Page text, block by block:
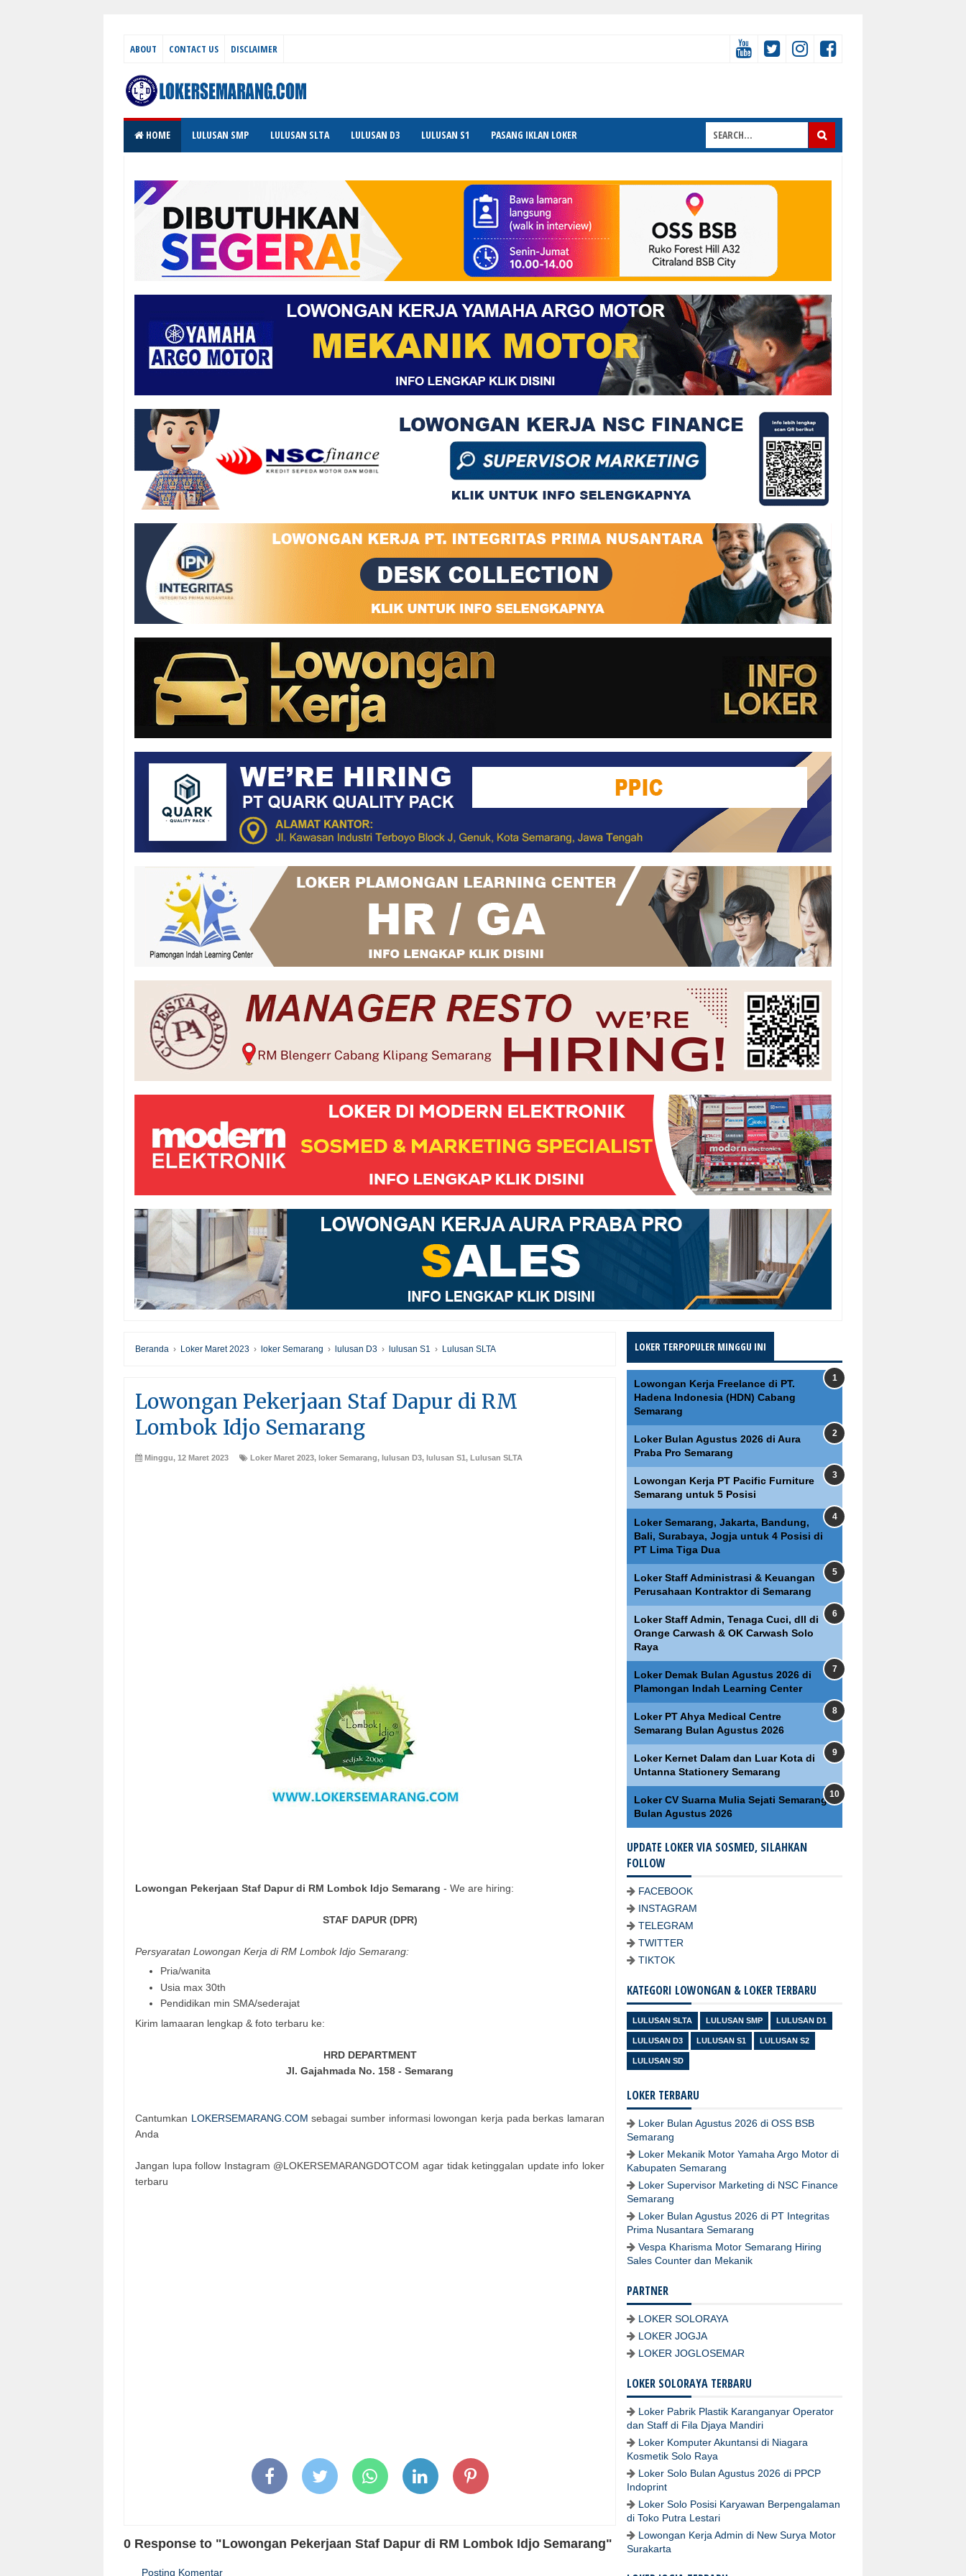
ABOUT CONTACT US DISCLAIMER
HOME LULUSAN SMP LULUSAN SLTA LULUSAN D3 LULUSAN S1 PASANG IKLAN LOKER
Beranda › Loker Maret 2023 › loker Semarang › lulusan D3 › lulusan S1 › Lulusan SLTA
Lowongan Pekerjaan Staf Dapur di RM
Lombok Idjo Semarang
Minggu, 12 Maret 2023 Loker Maret 2023, loker Semarang, lulusan D3, lulusan S1, Lulusan SLTA
Lowongan Pekerjaan Staf Dapur di RM Lombok Idjo Semarang - We are hiring:
STAF DAPUR (DPR)
Persyaratan Lowongan Kerja di RM Lombok Idjo Semarang:
Pria/wanita
Usia max 30th
Pendidikan min SMA/sederajat
Kirim lamaaran lengkap & foto terbaru ke:
HRD DEPARTMENT
Jl. Gajahmada No. 158 - Semarang
Cantumkan LOKERSEMARANG.COM sebagai sumber informasi lowongan kerja pada berkas lamaran
Anda
Jangan lupa follow Instagram @LOKERSEMARANGDOTCOM agar tidak ketinggalan update info loker
terbaru
0 Response to "Lowongan Pekerjaan Staf Dapur di RM Lombok Idjo Semarang"
Posting Komentar
LOKER TERPOPULER MINGGU INI
Lowongan Kerja Freelance di PT.
Hadena Indonesia (HDN) Cabang
Semarang
Loker Bulan Agustus 2026 di Aura
Praba Pro Semarang
Lowongan Kerja PT Pacific Furniture
Semarang untuk 5 Posisi
Loker Semarang, Jakarta, Bandung,
Bali, Surabaya, Jogja untuk 4 Posisi di
PT Lima Tiga Dua
Loker Staff Administrasi & Keuangan
Perusahaan Kontraktor di Semarang
Loker Staff Admin, Tenaga Cuci, dll di
Orange Carwash & OK Carwash Solo
Raya
Loker Demak Bulan Agustus 2026 di
Plamongan Indah Learning Center
Loker PT Ahya Medical Centre
Semarang Bulan Agustus 2026
Loker Kernet Dalam dan Luar Kota di
Untanna Stationery Semarang
Loker CV Suarna Mulia Sejati Semarang
Bulan Agustus 2026
UPDATE LOKER VIA SOSMED, SILAHKAN
FOLLOW
FACEBOOK
INSTAGRAM
TELEGRAM
TWITTER
TIKTOK
KATEGORI LOWONGAN & LOKER TERBARU
LULUSAN SLTA LULUSAN SMP LULUSAN D1
LULUSAN D3 LULUSAN S1 LULUSAN S2
LULUSAN SD
LOKER TERBARU
Loker Bulan Agustus 2026 di OSS BSB
Semarang
Loker Mekanik Motor Yamaha Argo Motor di
Kabupaten Semarang
Loker Supervisor Marketing di NSC Finance
Semarang
Loker Bulan Agustus 2026 di PT Integritas
Prima Nusantara Semarang
Vespa Kharisma Motor Semarang Hiring
Sales Counter dan Mekanik
PARTNER
LOKER SOLORAYA
LOKER JOGJA
LOKER JOGLOSEMAR
LOKER SOLORAYA TERBARU
Loker Pabrik Plastik Karanganyar Operator
dan Staff di Fila Djaya Mandiri
Loker Komputer Akuntansi di Niagara
Kosmetik Solo Raya
Loker Solo Bulan Agustus 2026 di PPCP
Indoprint
Loker Solo Posisi Karyawan Berpengalaman
di Toko Putra Lestari
Lowongan Kerja Admin di New Surya Motor
Surakarta